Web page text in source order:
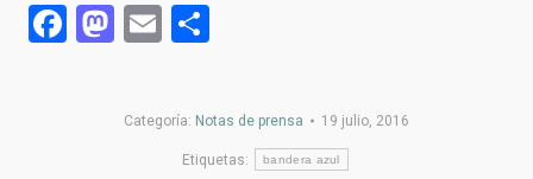
Facebook
Mastodon
Email
Categoría: Notas de prensa 19 julio, 2016
Etiquetas: bandera azul